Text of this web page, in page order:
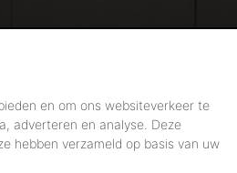
en om ons websiteverkeer te
adverteren en analyse. Deze
hebben verzameld op basis van uw